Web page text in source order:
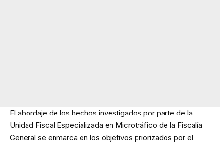
El abordaje de los hechos investigados por parte de la
Unidad Fiscal Especializada en Microtráfico de la Fiscalía
General se enmarca en los objetivos priorizados por el